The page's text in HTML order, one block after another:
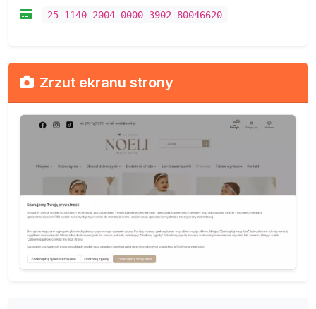
25 1140 2004 0000 3902 80046620
Zrzut ekranu strony